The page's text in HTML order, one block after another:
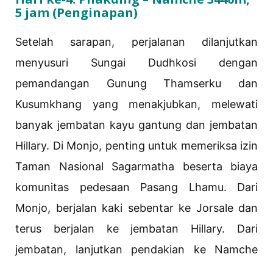
5 jam (Penginapan)
Setelah sarapan, perjalanan dilanjutkan
menyusuri Sungai Dudhkosi dengan
pemandangan Gunung Thamserku dan
Kusumkhang yang menakjubkan, melewati
banyak jembatan kayu gantung dan jembatan
Hillary. Di Monjo, penting untuk memeriksa izin
Taman Nasional Sagarmatha beserta biaya
komunitas pedesaan Pasang Lhamu. Dari
Monjo, berjalan kaki sebentar ke Jorsale dan
terus berjalan ke jembatan Hillary. Dari
jembatan, lanjutkan pendakian ke Namche